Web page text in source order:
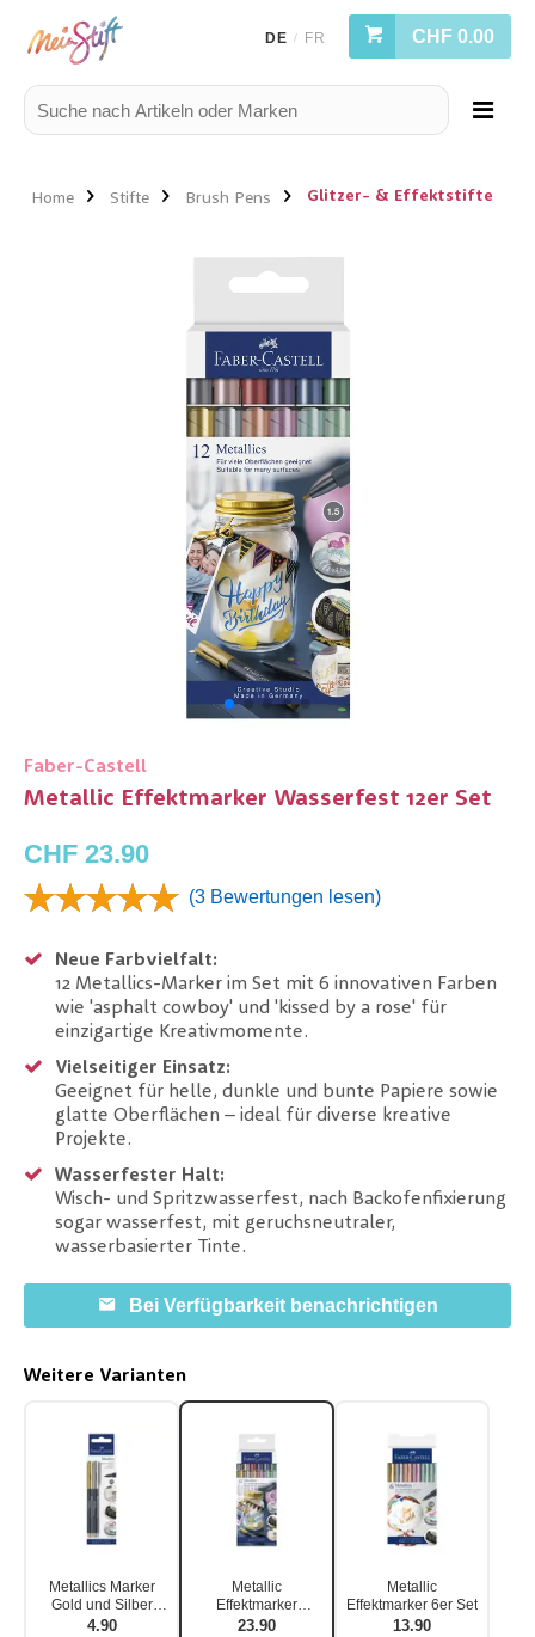
DE / FR CHF 0.00
Home Stifte Brush Pens Glitzer- & Effektstifte
Faber-Castell
Metallic Effektmarker Wasserfest 12er Set
CHF 23.90
(3 Bewertungen lesen)
Neue Farbvielfalt:
12 Metallics-Marker im Set mit 6 innovativen Farben
wie 'asphalt cowboy' und 'kissed by a rose' für
einzigartige Kreativmomente.
Vielseitiger Einsatz:
Geeignet für helle, dunkle und bunte Papiere sowie
glatte Oberflächen – ideal für diverse kreative
Projekte.
Wasserfester Halt:
Wisch- und Spritzwasserfest, nach Backofenfixierung
sogar wasserfest, mit geruchsneutraler,
wasserbasierter Tinte.
Bei Verfügbarkeit benachrichtigen
Weitere Varianten
Metallics Marker
Gold und Silber
Duo Set
4.90
Metallic
Effektmarker
Wasserfest 12er Set
23.90
Metallic
Effektmarker 6er Set
13.90